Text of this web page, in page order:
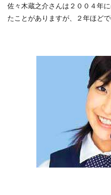
佐々木蔵之介さんは２００４年
たことがありますが、２年ほどで